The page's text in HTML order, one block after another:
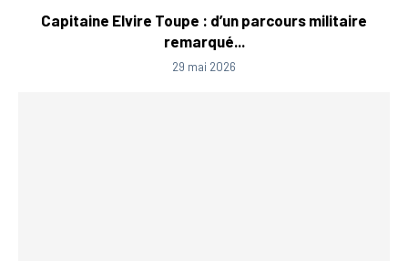
Capitaine Elvire Toupe : d’un parcours militaire
remarqué...
29 mai 2026